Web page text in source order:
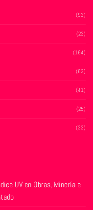
(93)
(23)
(164)
(63)
(41)
(25)
(33)
UV en Obras, Minería e